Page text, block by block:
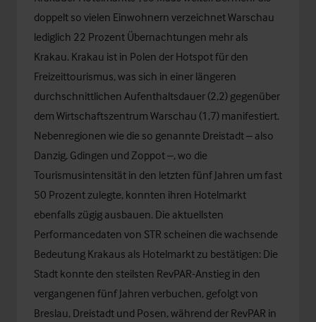
doppelt so vielen Einwohnern verzeichnet Warschau
lediglich 22 Prozent Übernachtungen mehr als
Krakau. Krakau ist in Polen der Hotspot für den
Freizeittourismus, was sich in einer längeren
durchschnittlichen Aufenthaltsdauer (2,2) gegenüber
dem Wirtschaftszentrum Warschau (1,7) manifestiert.
Nebenregionen wie die so genannte Dreistadt – also
Danzig, Gdingen und Zoppot –, wo die
Tourismusintensität in den letzten fünf Jahren um fast
50 Prozent zulegte, konnten ihren Hotelmarkt
ebenfalls zügig ausbauen. Die aktuellsten
Performancedaten von STR scheinen die wachsende
Bedeutung Krakaus als Hotelmarkt zu bestätigen: Die
Stadt konnte den steilsten RevPAR-Anstieg in den
vergangenen fünf Jahren verbuchen, gefolgt von
Breslau, Dreistadt und Posen, während der RevPAR in